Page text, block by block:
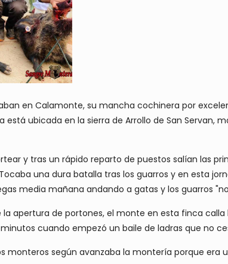
en Calamonte, su mancha cochinera por
está ubicada en la sierra de Arrollo de San
y tras un rápido reparto de puestos salían las
una dura batalla tras los guarros y en esta
media mañana andando a gatas y los guarros
apertura de portones, el monte en esta finca
cuando empezó un baile de ladras que no
monteros según avanzaba la montería porque era